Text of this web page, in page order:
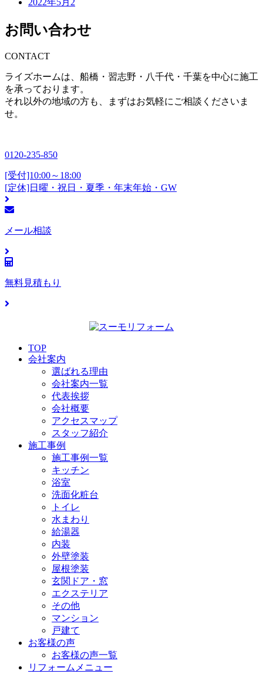
2022年5月 2
お問い合わせ
CONTACT
ライズホームは、船橋・習志野・八千代・千葉を中心に施工
を承っております。
それ以外の地域の方も、まずはお気軽にご相談くださいま
せ。
0120-235-850
[受付]10:00～18:00
[定休]日曜・祝日・夏季・年末年始・GW
メール相談
無料見積もり
TOP
会社案内
選ばれる理由
会社案内一覧
代表挨拶
会社概要
アクセスマップ
スタッフ紹介
施工事例
施工事例一覧
キッチン
浴室
洗面化粧台
トイレ
水まわり
給湯器
内装
外壁塗装
屋根塗装
玄関ドア・窓
エクステリア
その他
マンション
戸建て
お客様の声
お客様の声一覧
リフォームメニュー